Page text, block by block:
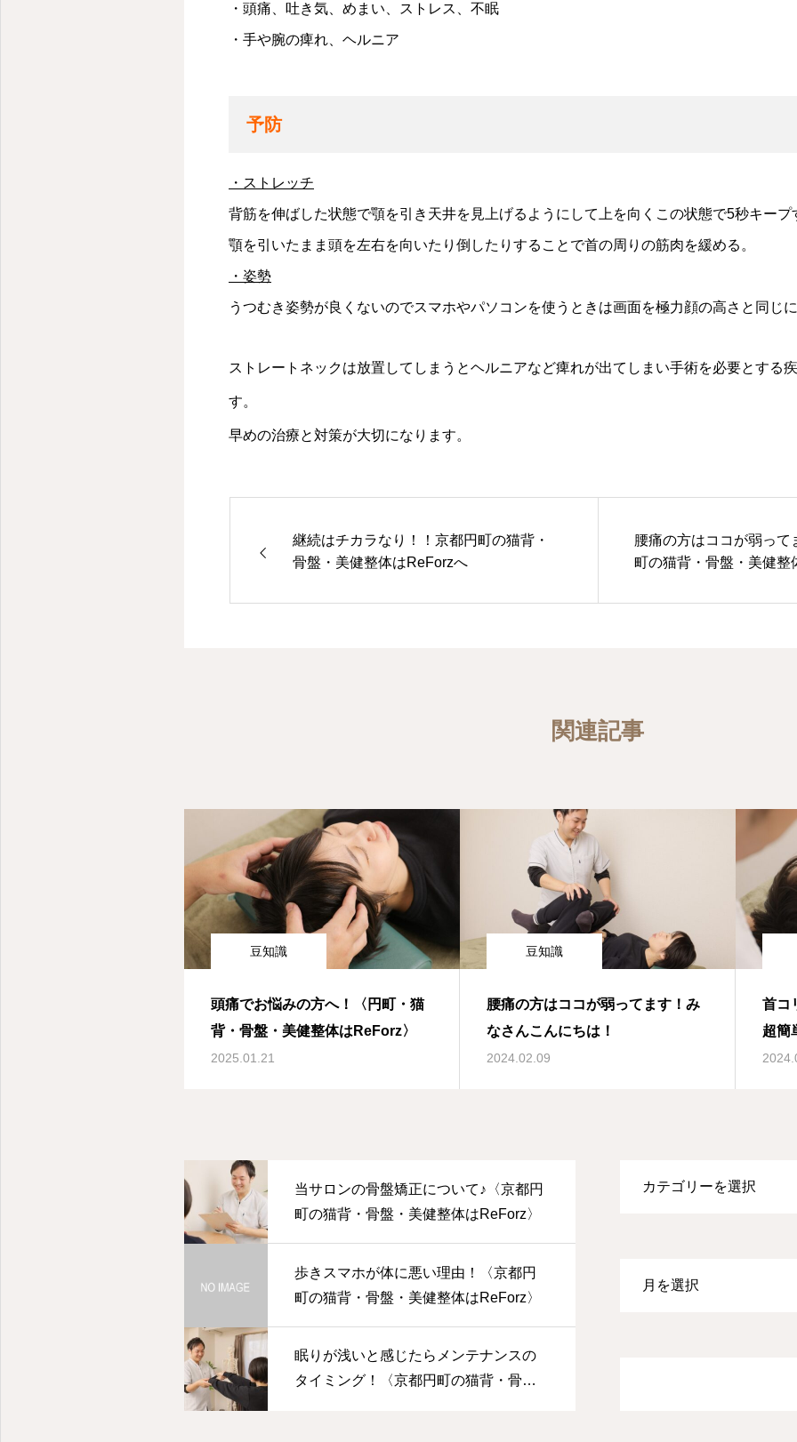
・頭痛、吐き気、めまい、ストレス、不眠
・手や腕の痺れ、ヘルニア
予防
・ストレッチ
背筋を伸ばした状態で顎を引き天井を見上げるようにして上を向くこの状態で5秒キープ
顎を引いたまま頭を左右を向いたり倒したりすることで首の周りの筋肉を緩める。
・姿勢
うつむき姿勢が良くないのでスマホやパソコンを使うときは画面を極力顔の高さと同じ
ストレートネックは放置してしまうとヘルニアなど痺れが出てしまい手術を必要とする
す。
早めの治療と対策が大切になります。
継続はチカラなり！！京都円町の猫背・
骨盤・美健整体はReForzへ
腰痛の方はココが弱って
町の猫背・骨盤・美健整
関連記事
豆知識
頭痛でお悩みの方へ！〈円町・猫
背・骨盤・美健整体はReForz〉
2025.01.21
豆知識
腰痛の方はココが弱ってます！み
なさんこんにちは！
2024.02.09
首コ
超簡
当サロンの骨盤矯正について♪〈京都円
町の猫背・骨盤・美健整体はReForz〉
歩きスマホが体に悪い理由！〈京都円
町の猫背・骨盤・美健整体はReForz〉
眠りが浅いと感じたらメンテナンスの
タイミング！〈京都円町の猫背・骨